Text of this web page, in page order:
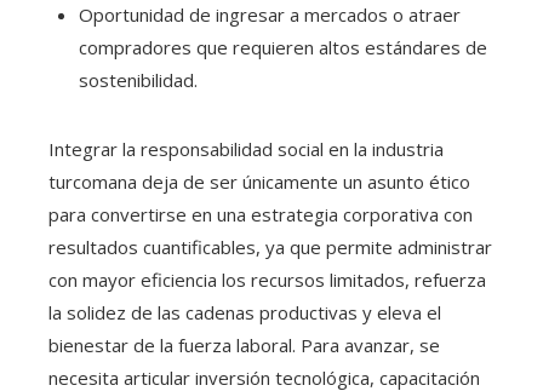
Oportunidad de ingresar a mercados o atraer
compradores que requieren altos estándares de
sostenibilidad.
Integrar la responsabilidad social en la industria
turcomana deja de ser únicamente un asunto ético
para convertirse en una estrategia corporativa con
resultados cuantificables, ya que permite administrar
con mayor eficiencia los recursos limitados, refuerza
la solidez de las cadenas productivas y eleva el
bienestar de la fuerza laboral. Para avanzar, se
necesita articular inversión tecnológica, capacitación